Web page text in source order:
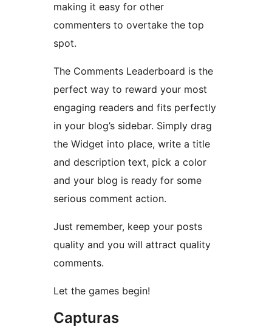
making it easy for other
commenters to overtake the top
spot.
The Comments Leaderboard is the
perfect way to reward your most
engaging readers and fits perfectly
in your blog’s sidebar. Simply drag
the Widget into place, write a title
and description text, pick a color
and your blog is ready for some
serious comment action.
Just remember, keep your posts
quality and you will attract quality
comments.
Let the games begin!
Capturas